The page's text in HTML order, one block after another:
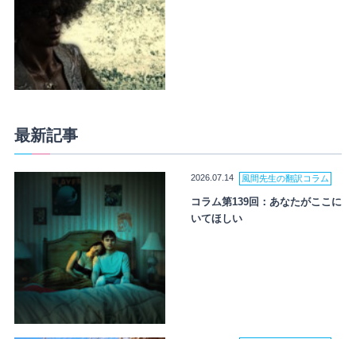
最新記事
2026.07.14 風間先生の翻訳コラム
コラム第139回：あなたがここに
いてほしい